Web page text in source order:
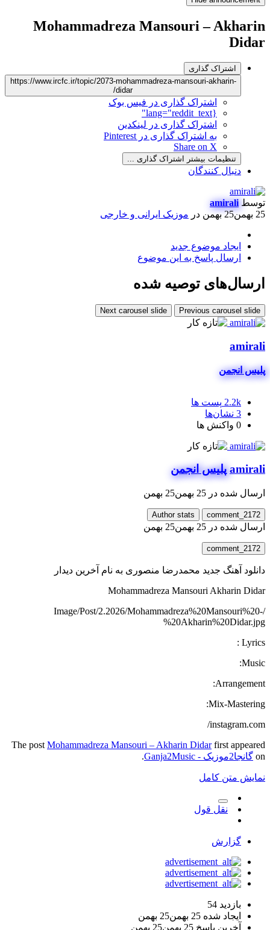
Mohammadreza Mansouri – Akharin
Didar
اشتراک گذاری
https://www.ircfc.ir/topic/2073-mohammadreza-mansouri-akharin-
didar/
اشتراک گذاری در فیس بوک
{lang="reddit_text"
اشتراک گذاری در لینکدین
به اشتراک گذاری در Pinterest
Share on X
تنظیمات بیشتر اشتراک گذاری ...
دنبال کنندگان
توسطamirali
25 بهمن
25 بهمن در موزیک ایرانی و خارجی
ایجاد موضوع جدید
ارسال پاسخ به این موضوع
ارسال‌های توصیه شده
Previous carousel slide
Next carousel slide
amirali
پلیس انجمن
2.2k پست ها
3 نشان‌ها
0 واکنش ها
amirali پلیس انجمن
ارسال شده در 25 بهمن 25 بهمن
comment_2172
Author stats
ارسال شده در 25 بهمن 25 بهمن
comment_2172
دانلود آهنگ جدید محمدرضا منصوری به نام آخرین دیدار
Mohammadreza Mansouri Akharin Didar
/Image/Post/2.2026/Mohammadreza%20Mansouri%20-
%20Akharin%20Didar.jpg
Lyrics :
Music:
Arrangement:
Mix-Mastering:
instagram.com/
The post Mohammadreza Mansouri – Akharin Didarfirst appeared
on گانجا2موزیک - Ganja2Music .
نمایش متن کامل
نقل قول
گزارش
بازدید 54
ایجاد شده 25 بهمن
25 بهمن
آخرین پاسخ 25 بهمن 25 بهمن